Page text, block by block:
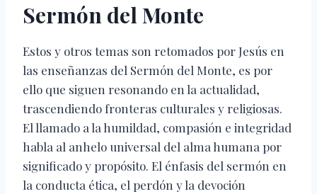
Sermón del Monte
Estos y otros temas son retomados por Jesús en
las enseñanzas del Sermón del Monte, es por
ello que siguen resonando en la actualidad,
trascendiendo fronteras culturales y religiosas.
El llamado a la humildad, compasión e integridad
habla al anhelo universal del alma humana por
significado y propósito. El énfasis del sermón en
la conducta ética, el perdón y la devoción